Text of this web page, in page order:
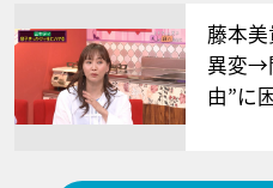
藤本
異変→
由”に